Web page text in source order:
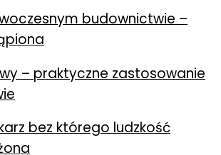
budownictwie –
– praktyczne zastosowanie
bez którego ludzkość